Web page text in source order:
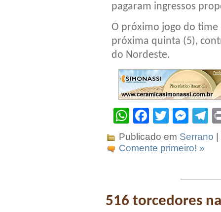
pagaram ingressos
O próximo jogo do time
próxima quinta (5),
do Nordeste.
WhatsApp
Facebook
Twitter
Publicado em Serrano |
Comente primeiro! »
516 torcedores